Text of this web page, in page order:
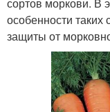
сортов моркови. В
особенности
защиты от